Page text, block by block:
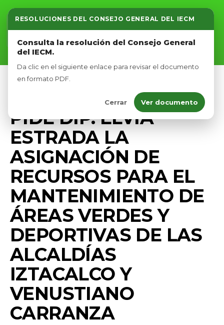
RESOLUCIONES DEL CONSEJO GENERAL DEL IECM
Consulta la resolución del Consejo General
del IECM.
Da clic en el siguiente enlace para revisar el documento
en formato PDF.
Cerrar Ver documento
Inicio
Nosotros
Afíliate
PRENSA
PIDE DIP. ELVIA
ESTRADA LA
ASIGNACIÓN DE
RECURSOS PARA EL
MANTENIMIENTO DE
ÁREAS VERDES Y
DEPORTIVAS DE LAS
ALCALDÍAS
IZTACALCO Y
VENUSTIANO
CARRANZA